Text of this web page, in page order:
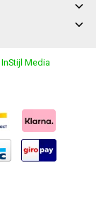
InStijl Media